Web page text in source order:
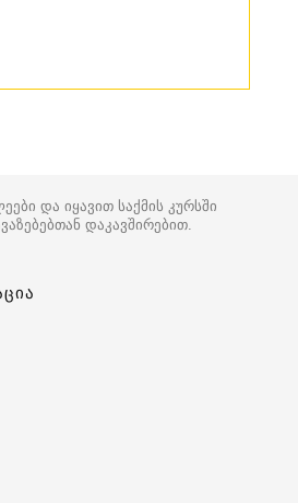
და იყავით საქმის კურსში
დაკავშირებით.